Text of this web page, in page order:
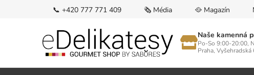
📞 +420 777 771 409 🗞️ Média 🥘 Magazín
Naše kamenná
Po-So 9:00-20:00,
Praha, Vyšehradská